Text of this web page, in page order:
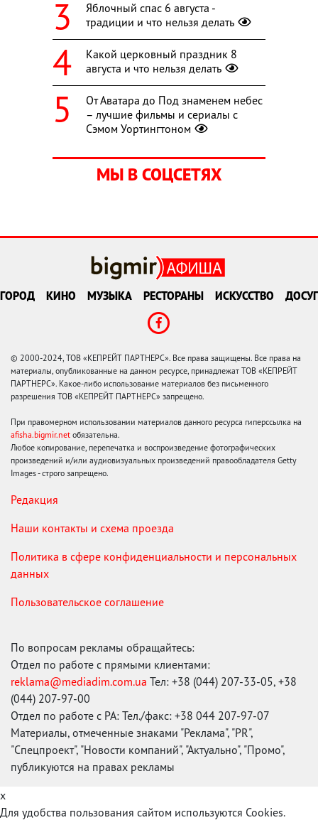
Яблочный спас 6 августа -
традиции и что нельзя делать
Какой церковный праздник 8
августа и что нельзя делать
От Аватара до Под знаменем небес
– лучшие фильмы и сериалы с
Сэмом Уортингтоном
МЫ В СОЦСЕТЯХ
ГОРОД КИНО МУЗЫКА РЕСТОРАНЫ ИСКУССТВО ДОСУГ
© 2000-2024, ТОВ «КЕПРЕЙТ ПАРТНЕРС». Все права защищены. Все права на
материалы, опубликованные на данном ресурсе, принадлежат ТОВ «КЕПРЕЙТ
ПАРТНЕРС». Какое-либо использование материалов без письменного
разрешения ТОВ «КЕПРЕЙТ ПАРТНЕРС» запрещено.
При правомерном использовании материалов данного ресурса гиперссылка на
afisha.bigmir.net обязательна.
Любое копирование, перепечатка и воспроизведение фотографических
произведений и/или аудиовизуальных произведений правообладателя Getty
Images - строго запрещено.
Редакция
Наши контакты и схема проезда
Политика в сфере конфиденциальности и персональных
данных
Пользовательское соглашение
По вопросам рекламы обращайтесь:
Отдел по работе с прямыми клиентами:
reklama@mediadim.com.ua Тел: +38 (044) 207-33-05, +38
(044) 207-97-00
Отдел по работе с РА: Тел./факс: +38 044 207-97-07
Материалы, отмеченные знаками "Реклама", "PR",
"Спецпроект", "Новости компаний", "Актуально", "Промо",
публикуются на правах рекламы
x
Для удобства пользования сайтом используются Cookies.